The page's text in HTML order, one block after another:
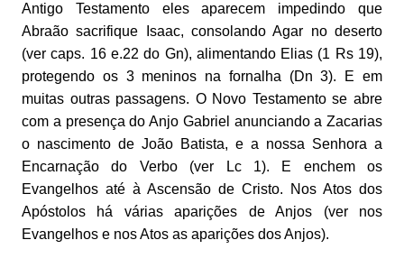
Antigo Testamento eles aparecem impedindo que
Abraão sacrifique Isaac, consolando Agar no deserto
(ver caps. 16 e.22 do Gn), alimentando Elias (1 Rs 19),
protegendo os 3 meninos na fornalha (Dn 3). E em
muitas outras passagens. O Novo Testamento se abre
com a presença do Anjo Gabriel anunciando a Zacarias
o nascimento de João Batista, e a nossa Senhora a
Encarnação do Verbo (ver Lc 1). E enchem os
Evangelhos até à Ascensão de Cristo. Nos Atos dos
Apóstolos há várias aparições de Anjos (ver nos
Evangelhos e nos Atos as aparições dos Anjos).